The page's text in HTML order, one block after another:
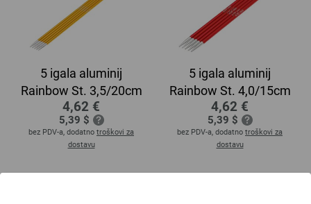
5 igala aluminij
Rainbow St. 3,5/20cm
4,62 €
5,39 $
bez PDV-a, dodatno troškovi za
dostavu
5 igala aluminij
Rainbow St. 4,0/15cm
4,62 €
5,39 $
bez PDV-a, dodatno troškovi za
dostavu